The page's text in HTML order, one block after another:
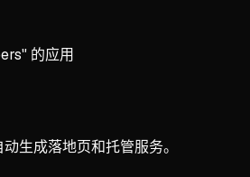
的应用
生成落地页和托管服务。